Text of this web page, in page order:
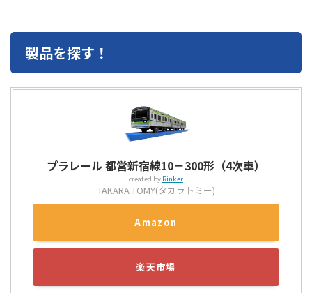
製品を探す！
プラレール 都営新宿線10－300形（4次車）
created by Rinker
TAKARA TOMY(タカラトミー)
Amazon
楽天市場